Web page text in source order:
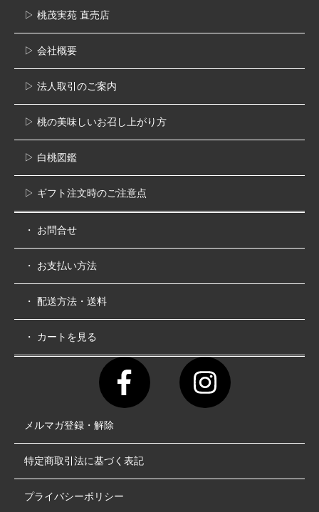
▷ 桃茂実苑 直売店
▷ 会社概要
▷ 法人取引のご案内
▷ 桃の美味しいお召し上がり方
▷ 白桃図鑑
▷ ギフト注文時のご注意点
・ お問合せ
・ お支払い方法
・ 配送方法・送料
・ カートを見る
メルマガ登録・解除
特定商取引法に基づく表記
プライバシーポリシー